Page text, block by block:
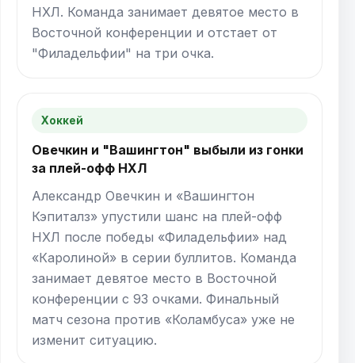
НХЛ. Команда занимает девятое место в
Восточной конференции и отстает от
"Филадельфии" на три очка.
Хоккей
Овечкин и "Вашингтон" выбыли из гонки
за плей-офф НХЛ
Александр Овечкин и «Вашингтон
Кэпиталз» упустили шанс на плей-офф
НХЛ после победы «Филадельфии» над
«Каролиной» в серии буллитов. Команда
занимает девятое место в Восточной
конференции с 93 очками. Финальный
матч сезона против «Коламбуса» уже не
изменит ситуацию.